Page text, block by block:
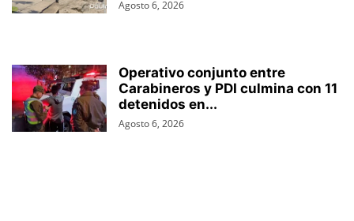
Agosto 6, 2026
Operativo conjunto entre
Carabineros y PDI culmina con 11
detenidos en...
Agosto 6, 2026